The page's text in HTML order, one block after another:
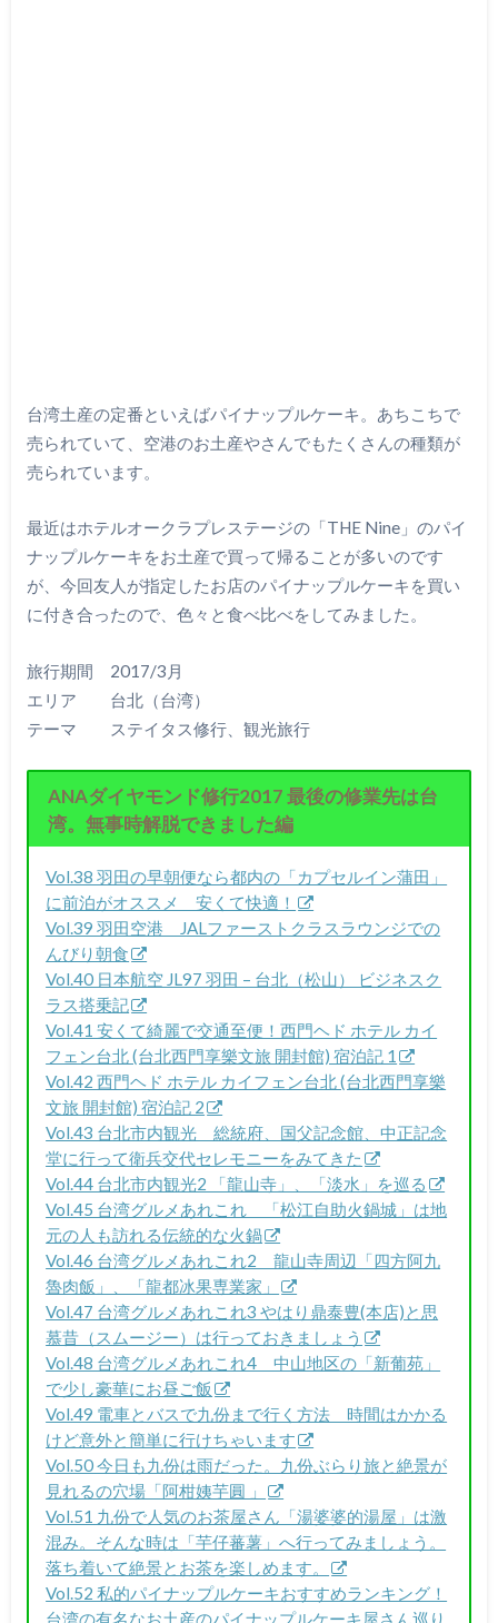
台湾土産の定番といえばパイナップルケーキ。あちこちで
売られていて、空港のお土産やさんでもたくさんの種類が
売られています。
最近はホテルオークラプレステージの「THE Nine」のパイ
ナップルケーキをお土産で買って帰ることが多いのです
が、今回友人が指定したお店のパイナップルケーキを買い
に付き合ったので、色々と食べ比べをしてみました。
旅行期間 2017/3月
エリア 台北（台湾）
テーマ ステイタス修行、観光旅行
ANAダイヤモンド修行2017 最後の修業先は台
湾。無事時解脱できました編
Vol.38 羽田の早朝便なら都内の「カプセルイン蒲田」
に前泊がオススメ 安くて快適！
Vol.39 羽田空港 JALファーストクラスラウンジでの
んびり朝食
Vol.40 日本航空 JL97 羽田 – 台北（松山） ビジネスク
ラス搭乗記
Vol.41 安くて綺麗で交通至便！西門ヘド ホテル カイ
フェン台北 (台北西門享樂文旅 開封館) 宿泊記 1
Vol.42 西門ヘド ホテル カイフェン台北 (台北西門享樂
文旅 開封館) 宿泊記 2
Vol.43 台北市内観光 総統府、国父記念館、中正記念
堂に行って衛兵交代セレモニーをみてきた
Vol.44 台北市内観光2 「龍山寺」、「淡水」を巡る
Vol.45 台湾グルメあれこれ 「松江自助火鍋城」は地
元の人も訪れる伝統的な火鍋
Vol.46 台湾グルメあれこれ2 龍山寺周辺「四方阿九
魯肉飯」、「龍都冰果専業家」
Vol.47 台湾グルメあれこれ3 やはり鼎泰豊(本店)と思
慕昔（スムージー）は行っておきましょう
Vol.48 台湾グルメあれこれ4 中山地区の「新葡苑」
で少し豪華にお昼ご飯
Vol.49 電車とバスで九份まで行く方法 時間はかかる
けど意外と簡単に行けちゃいます
Vol.50 今日も九份は雨だった。九份ぶらり旅と絶景が
見れるの穴場「阿柑姨芋圓 」
Vol.51 九份で人気のお茶屋さん「湯婆婆的湯屋」は激
混み。そんな時は「芋仔蕃薯」へ行ってみましょう。
落ち着いて絶景とお茶を楽しめます。
Vol.52 私的パイナップルケーキおすすめランキング！
台湾の有名なお土産のパイナップルケーキ屋さん巡り